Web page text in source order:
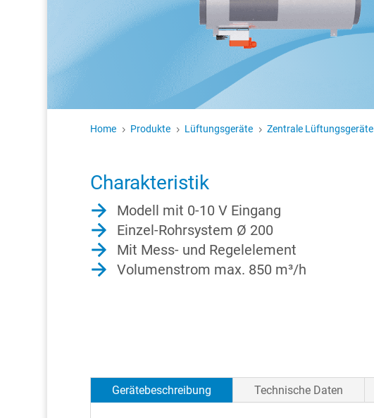
Home 5 Produkte 5 Lüftungsgeräte 5 Zentrale Lüftungsgeräte
Charakteristik
Modell mit 0-10 V Eingang
Einzel-Rohrsystem Ø 200
Mit Mess- und Regelelement
Volumenstrom max. 850 m³/h
Gerätebeschreibung Technische Daten